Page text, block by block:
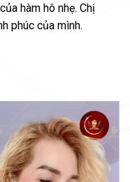
hàm hô nhẹ. Chị
phúc của mình.